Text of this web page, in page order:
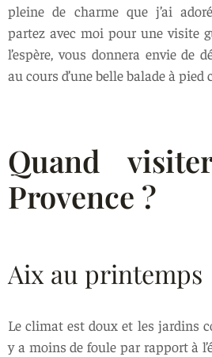
pleine de charme que j’ai
partez avec moi pour une visite
l’espère, vous donnera envie de
au cours d’une belle balade à
Quand
Provence ?
Aix au printemps
Le climat est doux et les jardins
y a moins de foule par rapport à